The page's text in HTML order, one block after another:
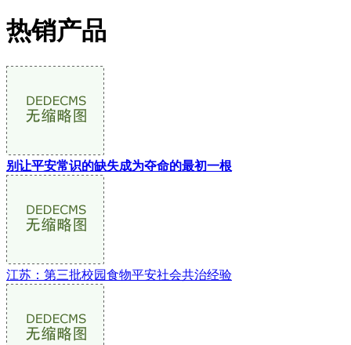
热销产品
别让平安常识的缺失成为夺命的最初一根
江苏：第三批校园食物平安社会共治经验